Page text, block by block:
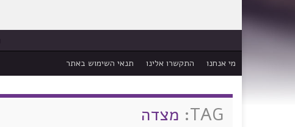
מי אנחנו התקשרו אלינו תנאי השימוש באתר
TAG: מצדה